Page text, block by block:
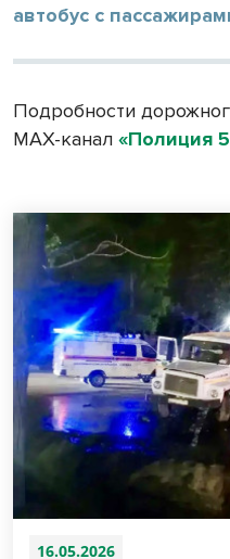
автобус с
Подробности
MAX-канал «Полиция
16.05.2026